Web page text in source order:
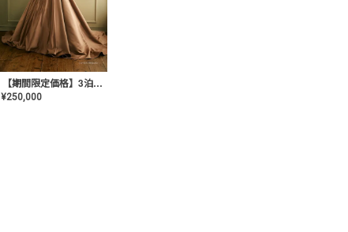
【期間限定価格】3泊4日 LU-1005(Terracotta)
¥250,000